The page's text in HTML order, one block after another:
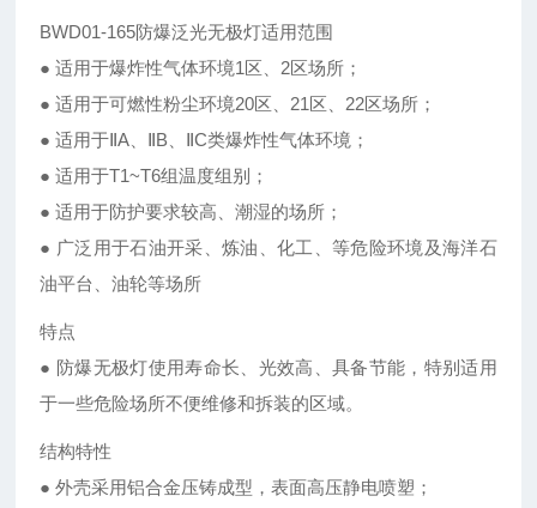
BWD01-165防爆泛光无极灯适用范围
● 适用于爆炸性气体环境1区、2区场所；
● 适用于可燃性粉尘环境20区、21区、22区场所；
● 适用于ⅡA、ⅡB、ⅡC类爆炸性气体环境；
● 适用于T1~T6组温度组别；
● 适用于防护要求较高、潮湿的场所；
● 广泛用于石油开采、炼油、化工、等危险环境及海洋石
油平台、油轮等场所
特点
● 防爆无极灯使用寿命长、光效高、具备节能，特别适用
于一些危险场所不便维修和拆装的区域。
结构特性
● 外壳采用铝合金压铸成型，表面高压静电喷塑；